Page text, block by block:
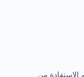
يتم الإستفادة من